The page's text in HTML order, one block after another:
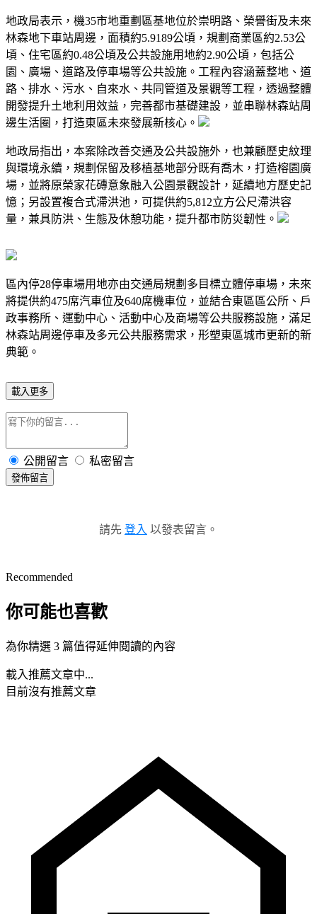
地政局表示，機35市地重劃區基地位於崇明路、榮譽街及未來
林森地下車站周邊，面積約5.9189公頃，規劃商業區約2.53公
頃、住宅區約0.48公頃及公共設施用地約2.90公頃，包括公
園、廣場、道路及停車場等公共設施。工程內容涵蓋整地、道
路、排水、污水、自來水、共同管道及景觀等工程，透過整體
開發提升土地利用效益，完善都市基礎建設，並串聯林森站周
邊生活圈，打造東區未來發展新核心。
地政局指出，本案除改善交通及公共設施外，也兼顧歷史紋理
與環境永續，規劃保留及移植基地部分既有喬木，打造榕園廣
場，並將原榮家花磚意象融入公園景觀設計，延續地方歷史記
憶；另設置複合式滯洪池，可提供約5,812立方公尺滯洪容
量，兼具防洪、生態及休憩功能，提升都市防災韌性。
區內停28停車場用地亦由交通局規劃多目標立體停車場，未來
將提供約475席汽車位及640席機車位，並結合東區區公所、戶
政事務所、運動中心、活動中心及商場等公共服務設施，滿足
林森站周邊停車及多元公共服務需求，形塑東區城市更新的新
典範。
載入更多
公開留言 私密留言
發佈留言
請先 登入 以發表留言。
Recommended
你可能也喜歡
為你精選 3 篇值得延伸閱讀的內容
載入推薦文章中...
目前沒有推薦文章